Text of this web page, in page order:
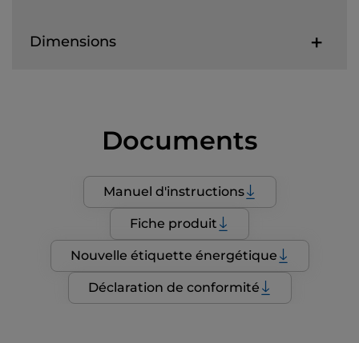
Dimensions
Documents
Manuel d'instructions
Fiche produit
Nouvelle étiquette énergétique
Déclaration de conformité